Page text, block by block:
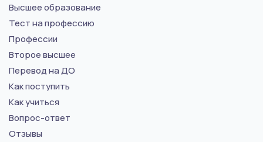
Высшее образование
Тест на профессию
Профессии
Второе высшее
Перевод на ДО
Как поступить
Как учиться
Вопрос-ответ
Отзывы